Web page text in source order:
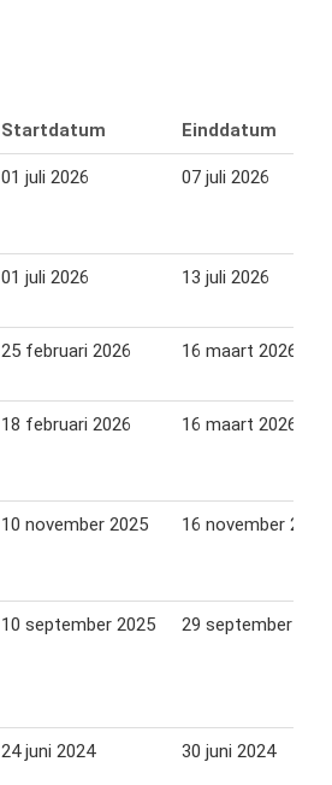
Startdatum Einddatum
01 juli 2026 07 juli 2026
01 juli 2026 13 juli 2026
25 februari 2026 16 maart 2026
18 februari 2026 16 maart 2026
10 november 2025 16 november 2025
10 september 2025 29 september
24 juni 2024 30 juni 2024